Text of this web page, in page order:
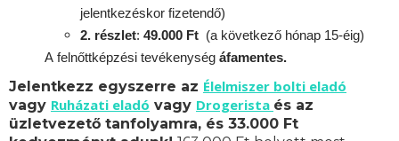
jelentkezéskor fizetendő)
2. részlet: 49.000 Ft (a következő hónap 15-éig)
A felnőttképzési tevékenység áfamentes.
Jelentkezz egyszerre az Élelmiszer bolti eladó
vagy Ruházati eladó vagy Drogerista és az
üzletvezető tanfolyamra, és 33.000 Ft